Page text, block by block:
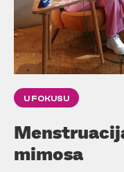
U FOKUSU
mimosa